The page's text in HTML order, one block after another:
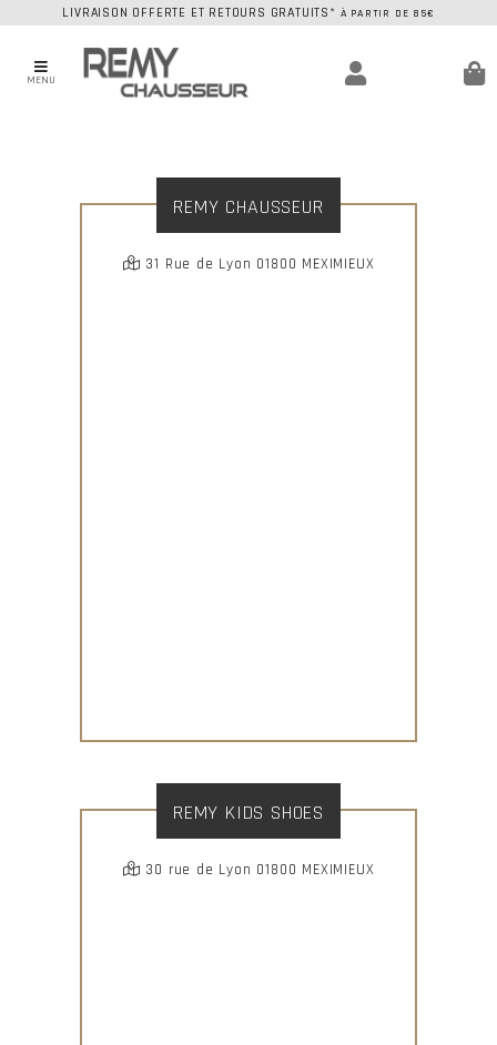
LIVRAISON OFFERTE ET RETOURS GRATUITS* À PARTIR DE 85€
MENU
REMY CHAUSSEUR
31 Rue de Lyon 01800 MEXIMIEUX
REMY KIDS SHOES
30 rue de Lyon 01800 MEXIMIEUX